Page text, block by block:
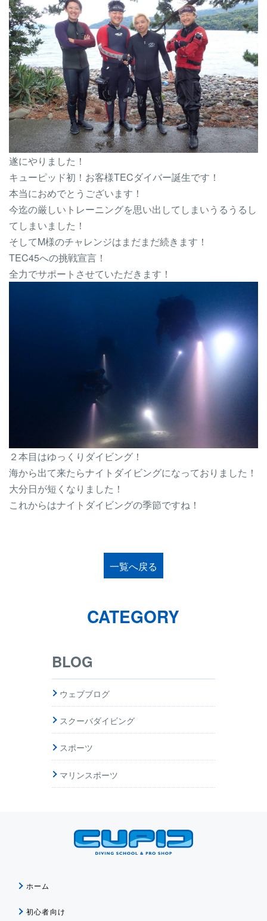
遂にやりました！
キューピッド初！お客様TECダイバー誕生です！
本当におめでとうございます！
今迄の厳しいトレーニングを思い出してしまいうるうるし
てしまいました！
そしてM様のチャレンジはまだまだ続きます！
TEC45への挑戦宣言！
全力でサポートさせていただきます！
２本目はゆっくりダイビング！
海から出て来たらナイトダイビングになっておりました！
大分日が短くなりました！
これからはナイトダイビングの季節ですね！
一覧へ戻る
CATEGORY
BLOG
ウェブブログ
スクーバダイビング
スポーツ
マリンスポーツ
ホーム
初心者向け